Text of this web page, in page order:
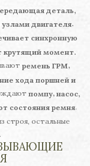
деталь,
двигателя.
синхронную
крутящий момент.
ремень ГРМ,
хода поршней и
помпу, насос,
состояния ремня.
строя, остальные